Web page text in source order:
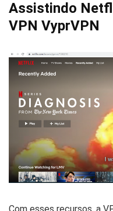
Assistindo
VPN VyprVPN